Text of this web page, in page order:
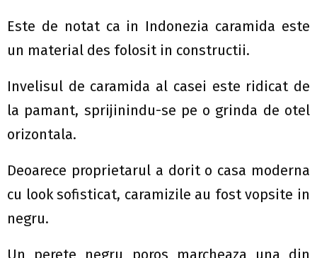
Este de notat ca in Indonezia caramida este
un material des folosit in constructii.
Invelisul de caramida al casei este ridicat de
la pamant, sprijinindu-se pe o grinda de otel
orizontala.
Deoarece proprietarul a dorit o casa moderna
cu look sofisticat, caramizile au fost vopsite in
negru.
Un perete negru poros marcheaza una din